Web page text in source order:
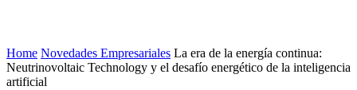
Home Novedades Empresariales La era de la energía continua:
Neutrinovoltaic Technology y el desafío energético de la inteligencia
artificial